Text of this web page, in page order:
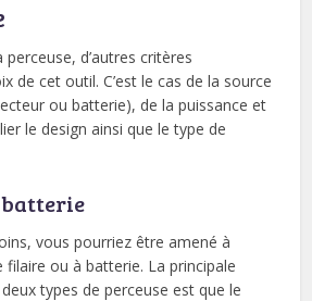
d’autres critères
de cet outil. C’est le cas de la source
ou batterie), de la puissance et
le design ainsi que le type de
vous pourriez être amené à
filaire ou à batterie. La principale
types de perceuse est que le